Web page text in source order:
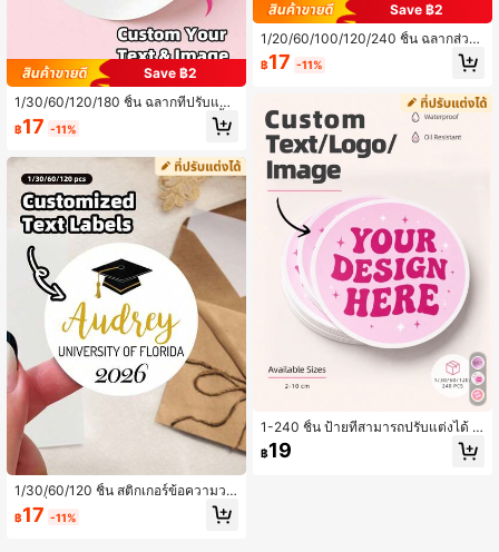
Save ฿2
1/30/60/120/180 ชิ้น ฉลากที่ปรับแต่ง
ตามความต้องการ - สติกเกอร์ใสกันน้ำ
สามารถพิมพ์ดีไซน์ ภาพ โลโก้ และข้อค
ธุรกิจ เหมาะสำหรับบรรจุภัณฑ์ของขวั
ญ แล็ปท็อป หนังสือ กล่อง ฯลฯ เหมาะ
สำหรับครอบครัว เพื่อน เพื่อนร่วมงาน ค
รู และเหมาะสำหรับปีใหม่ กลับโรงเรียน
และการใช้งานประจำวัน
฿17 -11%
1/30/60/120 ชิ้น สติกเกอร์ข้อความวง
กลมที่สามารถปรับแต่งได้ สติกเกอร์ PV
C ส่วนบุคคล กันน้ำ กันน้ำมัน มีหลายข
฿17 -11%
Save ฿2
1/20/60/100/120/240 ชิ้น ฉลากส่วน
บุคคล - สติกเกอร์ที่ปรับแต่งได้ด้วยการ
ออกแบบ ภาพ โลโก้ ข้อความใดๆ วัสดุ
กษา งานแต่งงาน วันเกิด และโอกาสอื่น
ๆ ออกแบบสติกเกอร์ส่วนบุคคลของคุณเ
อง ตกแต่งอย่างสวยงาม วินเทจประณีต
ส่วนบุคคลที่ไม่ซ้ำใคร ของขวัญที่เหมาะ
สมสำหรับเขา มัลติฟังก์ชั่น ปรับแต่งได้
เหมาะสำหรับบ้าน สวน สำนักงาน
฿17 -11%
1-240 ชิ้น ป้ายที่สามารถปรับแต่งได้ โ
ลโก้ส่วนตัว ข้อความ รูปภาพ สติกเกอร์
กลม สติกเกอร์ซีลใสกันน้ำกันน้ำมัน เหม
฿19